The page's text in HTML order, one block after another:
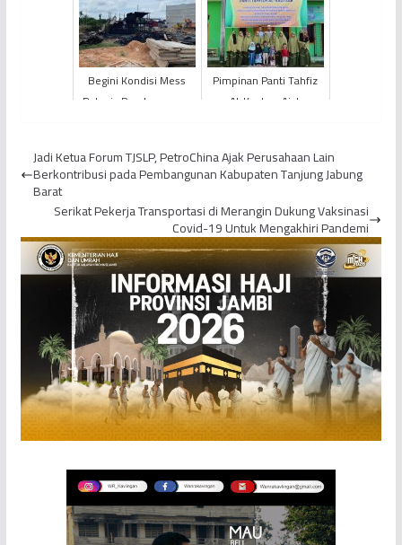
DPRD Provinsi Jambi
Begini Kondisi Mess
Pekerja Pembangunan
Pimpinan Panti Tahfiz
Al-Kautsar Ajak
Intolera...
Jadi Ketua Forum TJSLP, PetroChina Ajak Perusahaan Lain
Berkontribusi pada Pembangunan Kabupaten Tanjung Jabung
Barat
Serikat Pekerja Transportasi di Merangin Dukung Vaksinasi
Covid-19 Untuk Mengakhiri Pandemi